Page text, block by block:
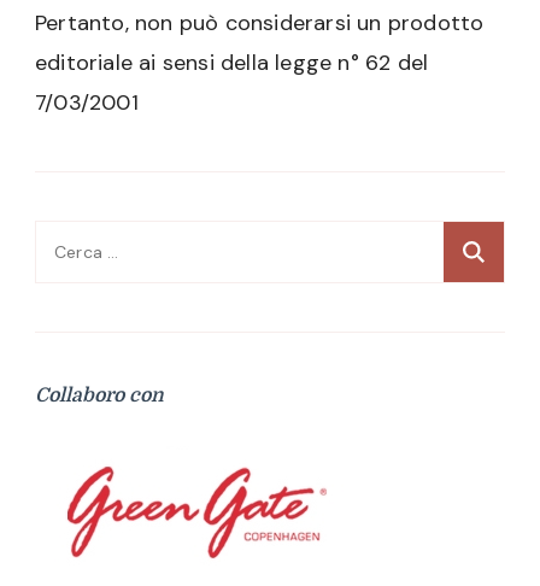
Pertanto, non può considerarsi un prodotto
editoriale ai sensi della legge n° 62 del
7/03/2001
Ricerca
Collaboro con